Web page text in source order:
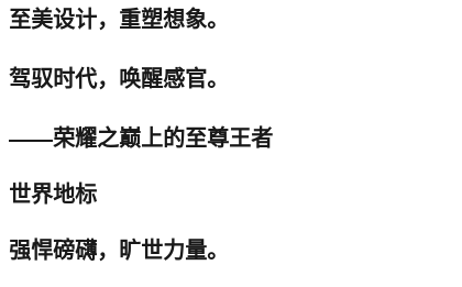
至美设计，重塑想象。
驾驭时代，唤醒感官。
——荣耀之巅上的至尊王者
世界地标
强悍磅礴，旷世力量。